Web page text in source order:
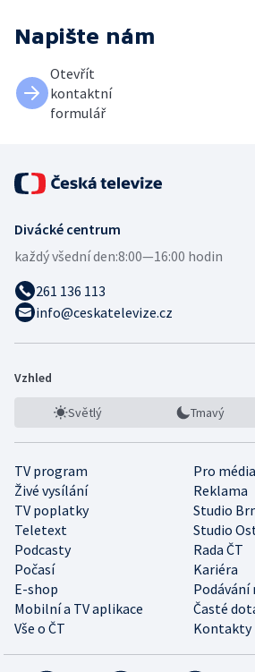
Napište nám
Otevřít
kontaktní
formulář
Divácké centrum
každý všední den:8:00—16:00 hodin
261 136 113
info@ceskatelevize.cz
Vzhled
Světlý Tmavý
TV program
Pro média
Živé vysílání
Reklama
TV poplatky
Studio
Teletext
Studio
Podcasty
Rada ČT
Počasí
Kariéra
E-shop
Podávání
Mobilní a TV aplikace
Časté
Vše o ČT
Kontakty